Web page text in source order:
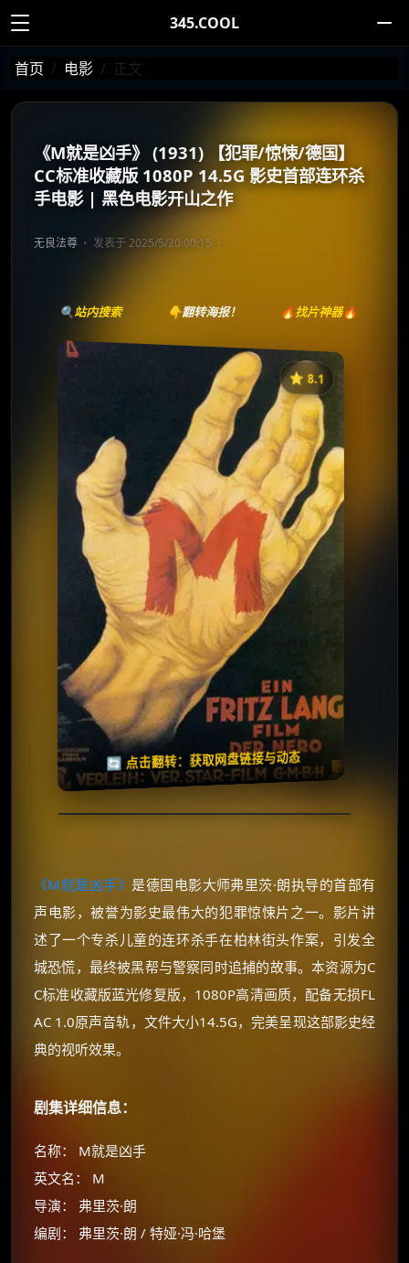
345.COOL
首页 电影 正文
《M就是凶手》 (1931) 【犯罪/惊悚/德国】
CC标准收藏版 1080P 14.5G 影史首部连环杀
手电影 | 黑色电影开山之作
无良法尊 发表于 2025/5/20 00:15
🔍站内搜索 👇翻转海报！ 🔥找片神器🔥
⭐️ 8.1
🔄 点击翻转：获取网盘链接与动态
《M就是凶手》
⭐️ 评分：8.1 | 🎬 1931年
夸克网盘
失效请反馈
🧧️
天天领红包
《M就是凶手》是德国电影大师弗里茨·朗执导的首部有
声电影，被誉为影史最伟大的犯罪惊悚片之一。影片讲
述了一个专杀儿童的连环杀手在柏林街头作案，引发全
城恐慌，最终被黑帮与警察同时追捕的故事。本资源为C
C标准收藏版蓝光修复版，1080P高清画质，配备无损FL
AC 1.0原声音轨，文件大小14.5G，完美呈现这部影史经
典的视听效果。
剧集详细信息：
名称： M就是凶手
英文名： M
导演： 弗里茨·朗
编剧： 弗里茨·朗 / 特娅·冯·哈堡